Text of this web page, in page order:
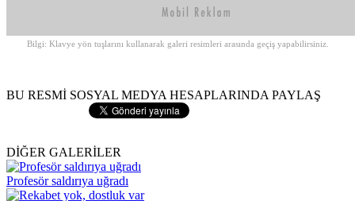
Bilgi: Klavye yön tuşlarını kullanarak galeri resimleri arasında geçiş yapabilirsiniz.
BU RESMİ SOSYAL MEDYA HESAPLARINDA PAYLAŞ
DİĞER GALERİLER
Profesör saldırıya uğradı